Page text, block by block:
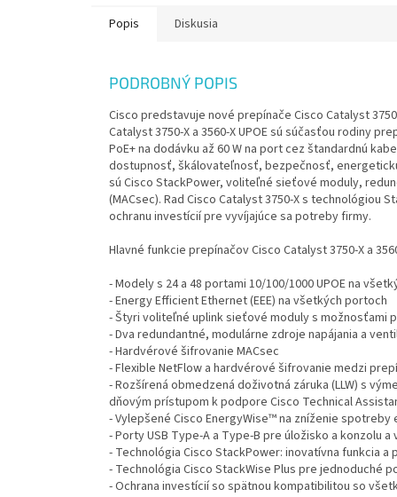
Popis Diskusia
PODROBNÝ POPIS
Cisco predstavuje nové prepínače Cisco Catalyst
Catalyst 3750-X a 3560-X UPOE sú súčasťou rodiny
PoE+ na dodávku až 60 W na port cez štandardnú
dostupnosť, škálovateľnosť, bezpečnosť,
sú Cisco StackPower, voliteľné sieťové moduly,
(MACsec). Rad Cisco Catalyst 3750-X s
ochranu investícií pre vyvíjajúce sa potreby firmy.
Hlavné funkcie prepínačov Cisco Catalyst 3750-X a
- Modely s 24 a 48 portami 10/100/1000 UPOE na
- Energy Efficient Ethernet (EEE) na všetkých portoch
- Štyri voliteľné uplink sieťové moduly s možnosťami
- Dva redundantné, modulárne zdroje napájania a
- Hardvérové šifrovanie MACsec
- Flexible NetFlow a hardvérové šifrovanie medzi
- Rozšírená obmedzená doživotná záruka (LLW) s
dňovým prístupom k podpore Cisco Technical
- Vylepšené Cisco EnergyWise™ na zníženie
- Porty USB Type-A a Type-B pre úložisko a konzolu
- Technológia Cisco StackPower: inovatívna funkcia
- Technológia Cisco StackWise Plus pre jednoduché
- Ochrana investícií so spätnou kompatibilitou so